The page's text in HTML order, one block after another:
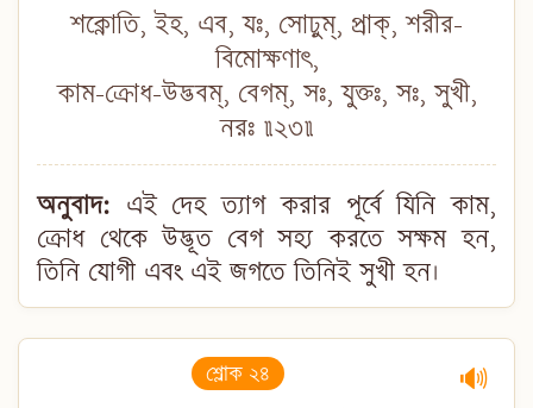
শক্নোতি, ইহ, এব, যঃ, সোঢ়ুম্, প্রাক্, শরীর-
বিমোক্ষণাৎ,
কাম-ক্রোধ-উদ্ভবম্, বেগম্, সঃ, যুক্তঃ, সঃ, সুখী,
নরঃ ॥২৩॥
অনুবাদ: এই দেহ ত্যাগ করার পূর্বে যিনি কাম,
ক্রোধ থেকে উদ্ভূত বেগ সহ্য করতে সক্ষম হন,
তিনি যোগী এবং এই জগতে তিনিই সুখী হন।
শ্লোক ২৪ 🔊